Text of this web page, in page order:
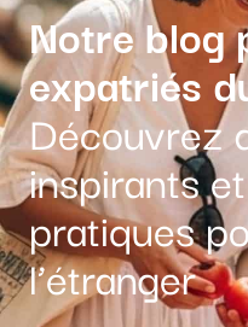
Notre blog
expatriés
Découvrez
inspirants
pratiques
l’étranger